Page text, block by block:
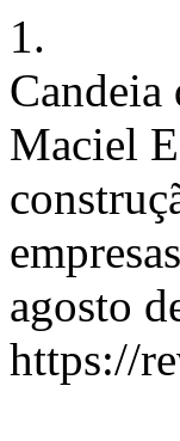
1.
Candeia
Maciel
agosto
https://